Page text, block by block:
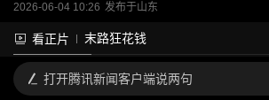
2026-06-04 10:26 发布于山东
看正片 末路狂花钱
打开腾讯新闻客户端说两句